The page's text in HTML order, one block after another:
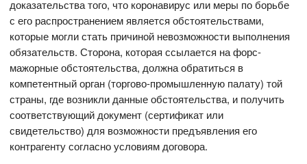
доказательства того, что коронавирус или меры по борьбе
с его распространением является обстоятельствами,
которые могли стать причиной невозможности выполнения
обязательств. Сторона, которая ссылается на форс-
мажорные обстоятельства, должна обратиться в
компетентный орган (торгово-промышленную палату) той
страны, где возникли данные обстоятельства, и получить
соответствующий документ (сертификат или
свидетельство) для возможности предъявления его
контрагенту согласно условиям договора.